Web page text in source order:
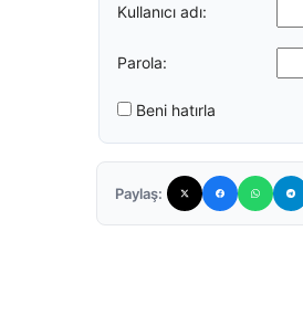
Kullanıcı adı:
Parola:
Beni hatırla
Paylaş: